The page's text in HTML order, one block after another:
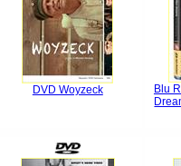
DVD Woyzeck
Blu